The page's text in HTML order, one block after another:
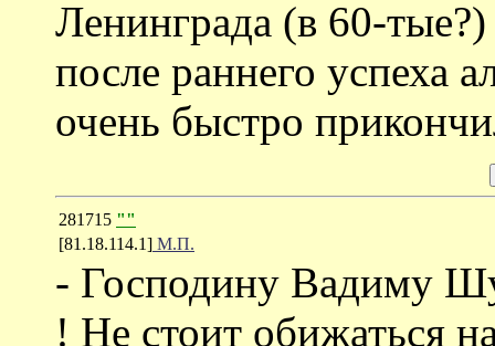
Ленинграда (в 60-
после раннего успеха
очень быстро
281715 ""
[81.18.114.1] М.П.
- Господину Вадиму
! Не стоит обижаться